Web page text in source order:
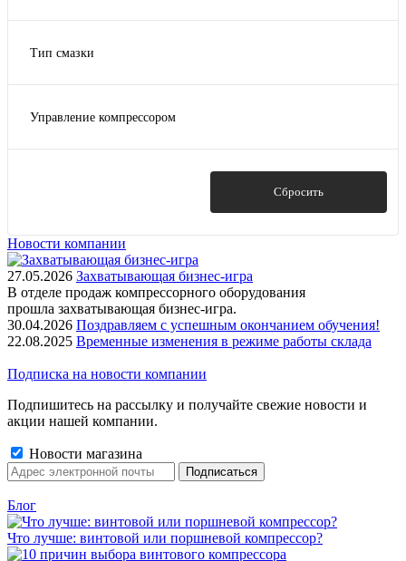
Тип смазки
Управление компрессором
Сбросить
Новости компании
27.05.2026 Захватывающая бизнес-игра
В отделе продаж компрессорного оборудования
прошла захватывающая бизнес-игра.
30.04.2026 Поздравляем с успешным окончанием обучения!
22.08.2025 Временные изменения в режиме работы склада
Подписка на новости компании
Подпишитесь на рассылку и получайте свежие новости и
акции нашей компании.
Новости магазина
Блог
Что лучше: винтовой или поршневой компрессор?